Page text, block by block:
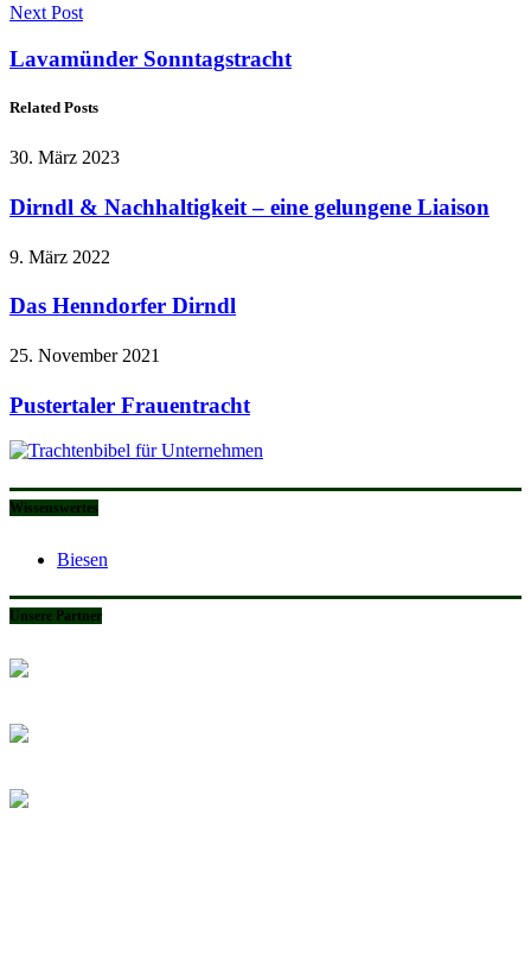
Next Post
Lavamünder Sonntagstracht
Related Posts
30. März 2023
Dirndl & Nachhaltigkeit – eine gelungene Liaison
9. März 2022
Das Henndorfer Dirndl
25. November 2021
Pustertaler Frauentracht
Wissenswertes
Biesen
Unsere Partner